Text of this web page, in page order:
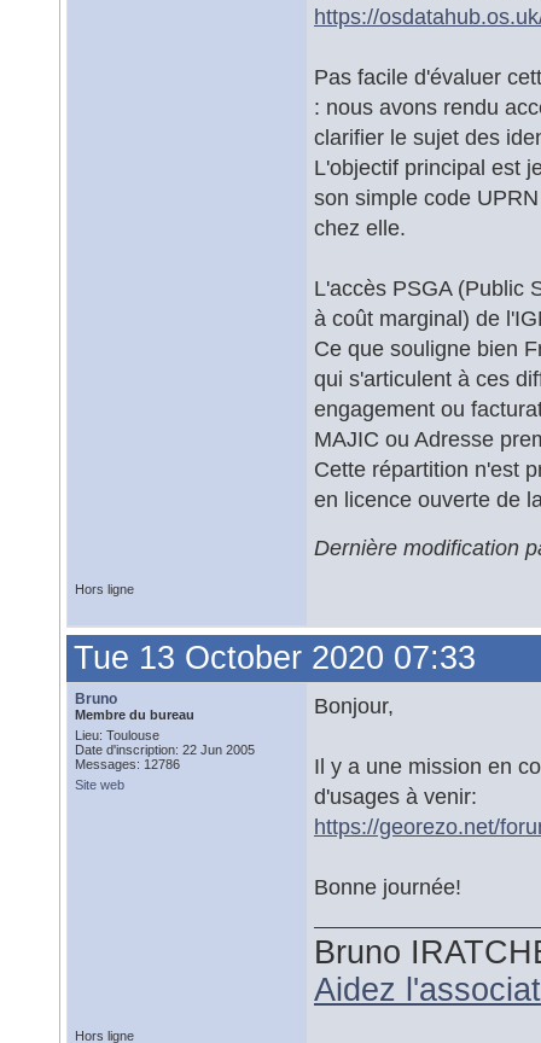
https://
Pas facile d'évaluer
: nous avons rendu
clarifier le sujet des
L'objectif principal est
son simple code
chez elle.
L'accès PSGA (Public
à coût marginal) de
Ce que souligne bien
qui s'articulent à ces
engagement ou
MAJIC ou Adresse
Cette répartition n'est
en licence ouverte de
Dernière modification
Hors ligne
Tue 13 October 2020 07:33
Bruno
Membre du bureau
Lieu: Toulouse
Date d'inscription: 22 Jun 2005
Messages: 12786
Site web
Bonjour,
Il y a une mission en
d'usages à venir:
https://georezo.net/
Bonne journée!
Bruno
Aidez
Hors ligne